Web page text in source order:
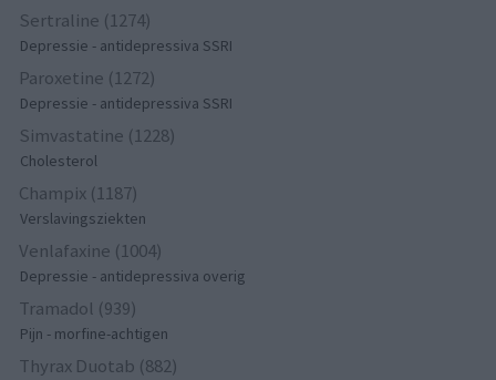
Sertraline (1274)
Depressie - antidepressiva SSRI
Paroxetine (1272)
Depressie - antidepressiva SSRI
Simvastatine (1228)
Cholesterol
Champix (1187)
Verslavingsziekten
Venlafaxine (1004)
Depressie - antidepressiva overig
Tramadol (939)
Pijn - morfine-achtigen
Thyrax Duotab (882)